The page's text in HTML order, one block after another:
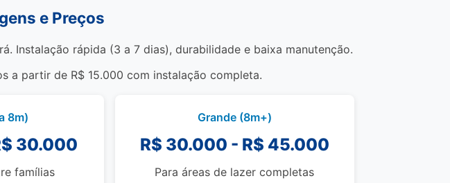
e Preços
Instalação rápida (3 a 7 dias), durabilidade e baixa manutenção.
a partir de R$ 15.000 com instalação completa.
8m)
30.000
famílias
Grande (8m+)
R$ 30.000 - R$ 45.000
Para áreas de lazer completas